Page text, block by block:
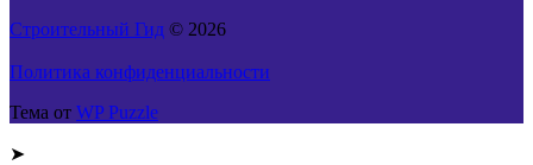
Строительный Гид © 2026
Политика конфиденциальности
Тема от WP Puzzle
➤